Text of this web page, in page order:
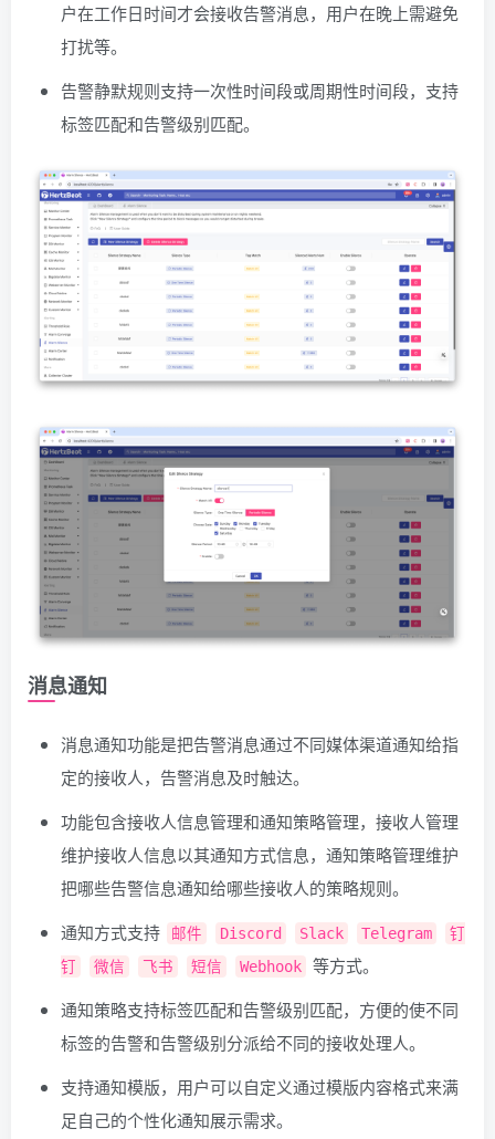
户在工作日时间才会接收告警消息，用户在晚上需避免
打扰等。
告警静默规则支持一次性时间段或周期性时间段，支持
标签匹配和告警级别匹配。
消息通知
消息通知功能是把告警消息通过不同媒体渠道通知给指
定的接收人，告警消息及时触达。
功能包含接收人信息管理和通知策略管理，接收人管理
维护接收人信息以其通知方式信息，通知策略管理维护
把哪些告警信息通知给哪些接收人的策略规则。
通知方式支持
邮件 Discord Slack Telegram
钉
钉
微信 飞书 短信 Webhook
等方式。
通知策略支持标签匹配和告警级别匹配，方便的使不同
标签的告警和告警级别分派给不同的接收处理人。
支持通知模版，用户可以自定义通过模版内容格式来满
足自己的个性化通知展示需求。